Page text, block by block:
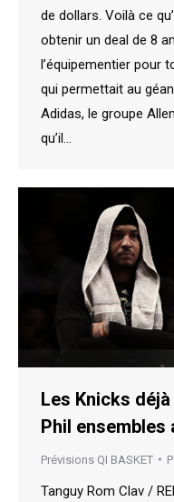
de dollars. Voilà ce
obtenir un deal de 8
l’équipementier pour
qui permettait au
Adidas, le groupe
qu’il…
Les Knicks
Phil ensembles
Prévisions QI BASKET
Tanguy Rom Clav /